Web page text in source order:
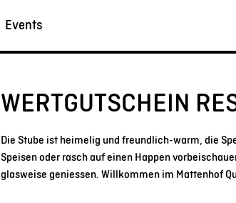
Events
WERTGUTSCHEIN
Die Stube ist heimelig und freundlich-warm, die
Speisen oder rasch auf einen Happen
glasweise geniessen. Willkommen im Mattenhof